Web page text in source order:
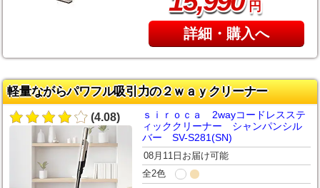
円
詳細・購入へ
軽量ながらパワフル吸引力の２ｗａｙクリーナー
(4.08)
ｓｉｒｏｃａ 2wayコードレスステ
ィッククリーナー シャンパンシル
バー SV-S281(SN)
08月11日お届け可能
全2色